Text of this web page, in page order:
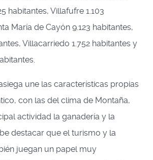
habitantes, Villafufre 1.103
María de Cayón 9.123 habitantes,
Villacarriedo 1.752 habitantes y
une las características propias
con las del clima de Montaña,
actividad la ganadería y la
destacar que el turismo y la
juegan un papel muy